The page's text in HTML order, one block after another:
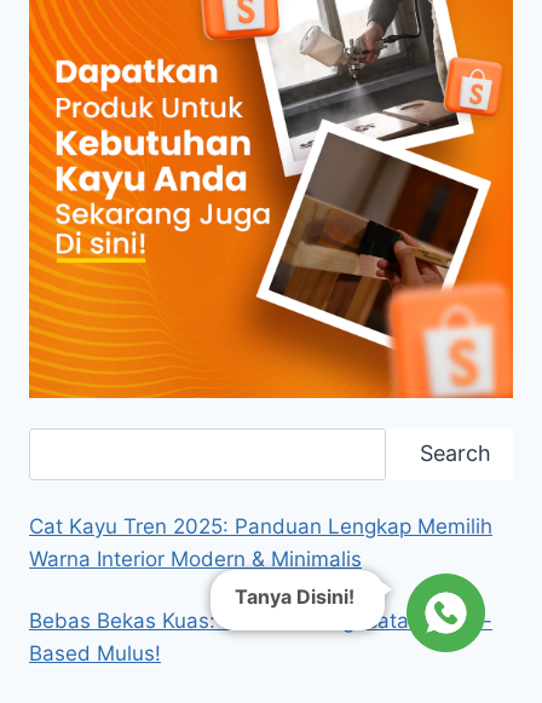
Search
Cat Kayu Tren 2025: Panduan Lengkap Memilih
Warna Interior Modern & Minimalis
Bebas Bekas Kuas: Rahasia Pengecatan Water-
Based Mulus!
Tanya Disini!